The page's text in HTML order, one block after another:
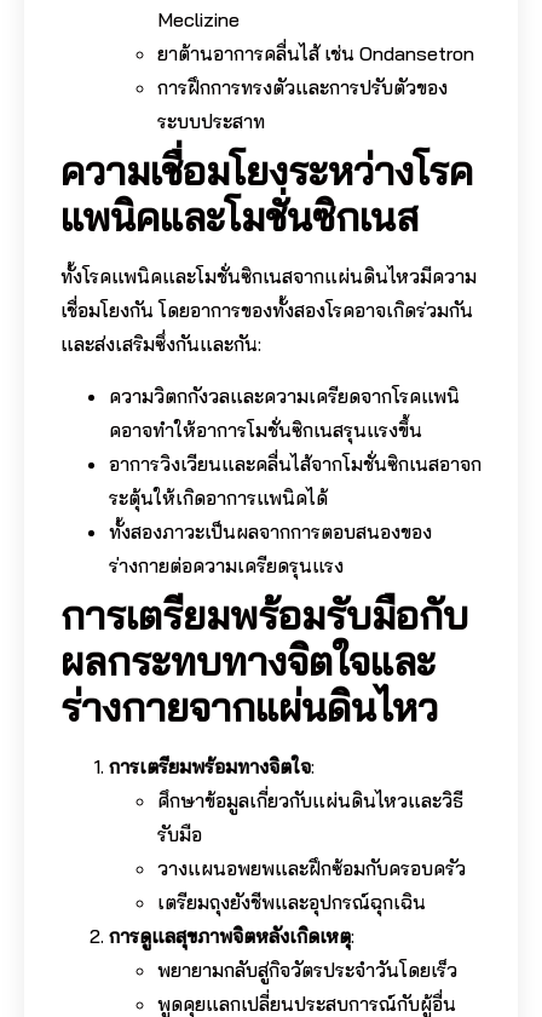
Meclizine
ยาต้านอาการคลื่นไส้ เช่น Ondansetron
การฝึกการทรงตัวและการปรับตัวของ
ระบบประสาท
ความเชื่อมโยงระหว่างโรค
แพนิคและโมชั่นซิกเนส
ทั้งโรคแพนิคและโมชั่นซิกเนสจากแผ่นดินไหวมีความ
เชื่อมโยงกัน โดยอาการของทั้งสองโรคอาจเกิดร่วมกัน
และส่งเสริมซึ่งกันและกัน:
ความวิตกกังวลและความเครียดจากโรคแพนิ
คอาจทำให้อาการโมชั่นซิกเนสรุนแรงขึ้น
อาการวิงเวียนและคลื่นไส้จากโมชั่นซิกเนสอาจก
ระตุ้นให้เกิดอาการแพนิคได้
ทั้งสองภาวะเป็นผลจากการตอบสนองของ
ร่างกายต่อความเครียดรุนแรง
การเตรียมพร้อมรับมือกับ
ผลกระทบทางจิตใจและ
ร่างกายจากแผ่นดินไหว
การเตรียมพร้อมทางจิตใจ:
ศึกษาข้อมูลเกี่ยวกับแผ่นดินไหวและวิธี
รับมือ
วางแผนอพยพและฝึกซ้อมกับครอบครัว
เตรียมถุงยังชีพและอุปกรณ์ฉุกเฉิน
การดูแลสุขภาพจิตหลังเกิดเหตุ:
พยายามกลับสู่กิจวัตรประจำวันโดยเร็ว
พูดคุยแลกเปลี่ยนประสบการณ์กับผู้อื่น